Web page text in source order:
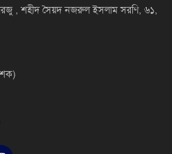
, শহীদ সৈয়দ নজরুল ইসলাম সরণি, ৬১,